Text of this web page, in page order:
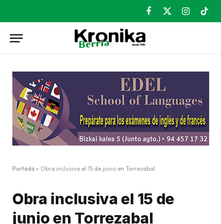
Facebook
X
Instagram
Portada » Obra inclusiva el 15 de junio en Torrezabal
Obra inclusiva el 15 de
junio en Torrezabal